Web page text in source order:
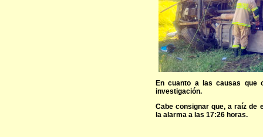
En cuanto a las causas que
investigación.
Cabe consignar que, a raíz de
la alarma a las 17:26 horas.